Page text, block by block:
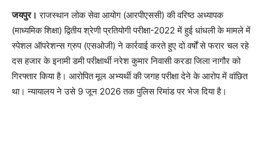
जयपुर। राजस्थान लोक सेवा आयोग (आरपीएससी) की वरिष्ठ अध्यापक
(माध्यमिक शिक्षा) द्वितीय श्रेणी प्रतियोगी परीक्षा-2022 में हुई धांधली के मामले में
स्पेशल ऑपरेशन्स ग्रुप (एसओजी) ने कार्रवाई करते हुए दो वर्षों से फरार चल रहे
दस हजार के इनामी डमी परीक्षार्थी नरेश कुमार निवासी करडा जिला नागौर को
गिरफ्तार किया है। आरोपित मूल अभ्यर्थी की जगह परीक्षा देने के आरोप में वांछित
था। न्यायालय ने उसे 9 जून 2026 तक पुलिस रिमांड पर भेज दिया है।